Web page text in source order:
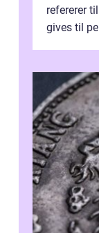
refererer
gives til